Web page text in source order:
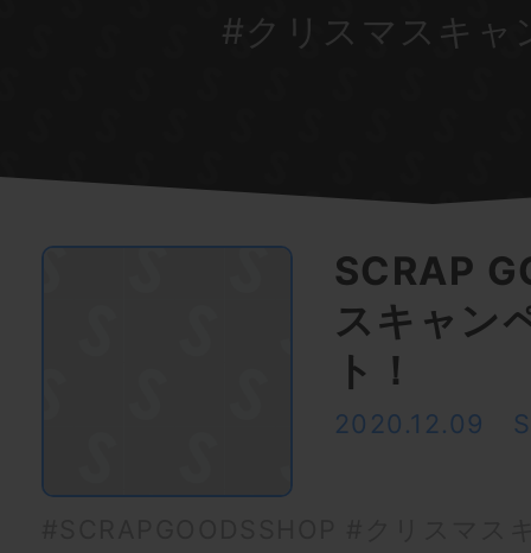
#クリスマスキャ
SCRAP
スキャン
ト！
2020.12.09